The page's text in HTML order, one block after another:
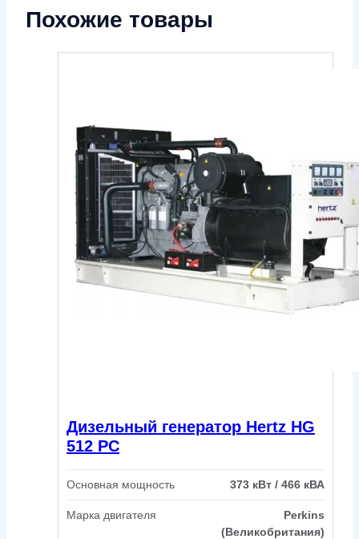
Похожие товары
Дизельный генератор Hertz HG
512 PC
Основная мощность 373 кВт / 466 кВА
Марка двигателя
Perkins
(Великобритания)